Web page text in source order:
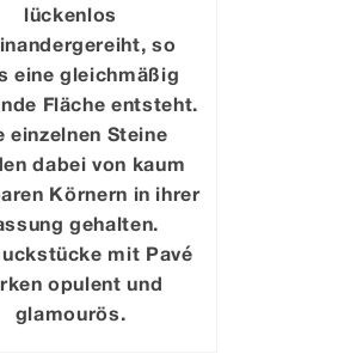
lückenlos
so
eine gleichmäßig
Fläche entsteht.
einzelnen Steine
dabei von kaum
Körnern in ihrer
gehalten.
mit Pavé
opulent und
glamourös.